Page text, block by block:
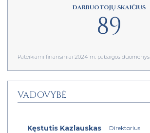
DARBUOTOJŲ SKAIČIUS
89
Pateikiami finansiniai 2024 m. pabaigos duomenys
VADOVYBĖ
Kęstutis Kazlauskas Direktorius